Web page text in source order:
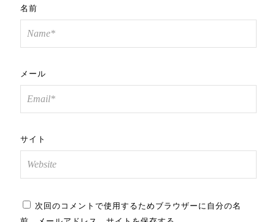
名前
メール
サイト
次回のコメントで使用するためブラウザーに自分の名